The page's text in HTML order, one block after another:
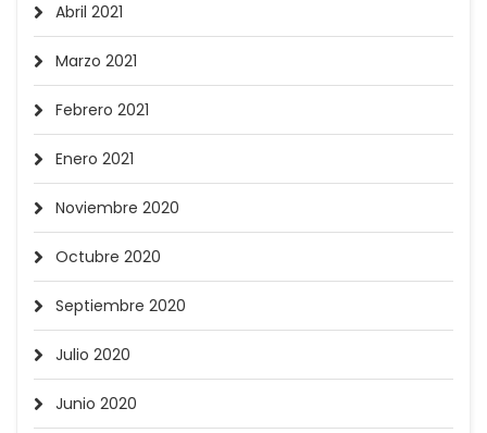
Abril 2021
Marzo 2021
Febrero 2021
Enero 2021
Noviembre 2020
Octubre 2020
Septiembre 2020
Julio 2020
Junio 2020